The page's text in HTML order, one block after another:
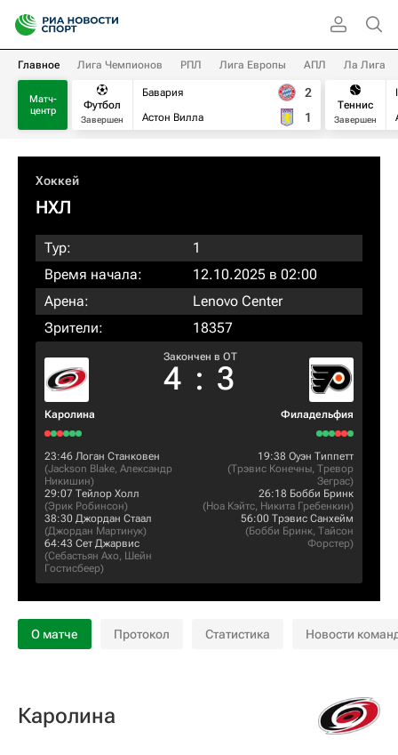
Главное Лига Чемпионов РПЛ Лига Европы АПЛ Ла Лига
Матч-
центр
Футбол
Завершен
Бавария
Астон Вилла
2
1
Теннис
Завершен
Хоккей
НХЛ
Тур:
1
Время начала:
12.10.2025 в 02:00
Арена:
Lenovo Center
Зрители:
18357
Каролина
Закончен в OT
4 : 3
Филадельфия
23:46 Логан Станковен
(Jackson Blake, Александр
Никишин)
29:07 Тейлор Холл
(Эрик Робинсон)
38:30 Джордан Стаал
(Джордан Мартинук)
64:43 Сет Джарвис
(Себастьян Ахо, Шейн
Гостисбеер)
19:38 Оуэн Типпетт
(Трэвис Конечны, Тревор
Зеграс)
26:18 Бобби Бринк
(Ноа Кэйтс, Никита Гребенкин)
56:00 Трэвис Санхейм
(Бобби Бринк, Тайсон
Форстер)
О матче Протокол Статистика Новости
Каролина